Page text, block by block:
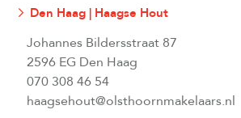
Den Haag | Haagse Hout
Johannes Bildersstraat 87
2596 EG Den Haag
070 308 46 54
haagsehout@olsthoornmakelaars.nl